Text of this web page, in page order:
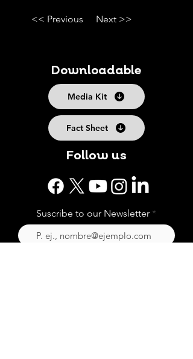
<< Previous Next >>
Downloadable
Media Kit
Fact Sheet
Follow us
Suscribe to our Newsletter